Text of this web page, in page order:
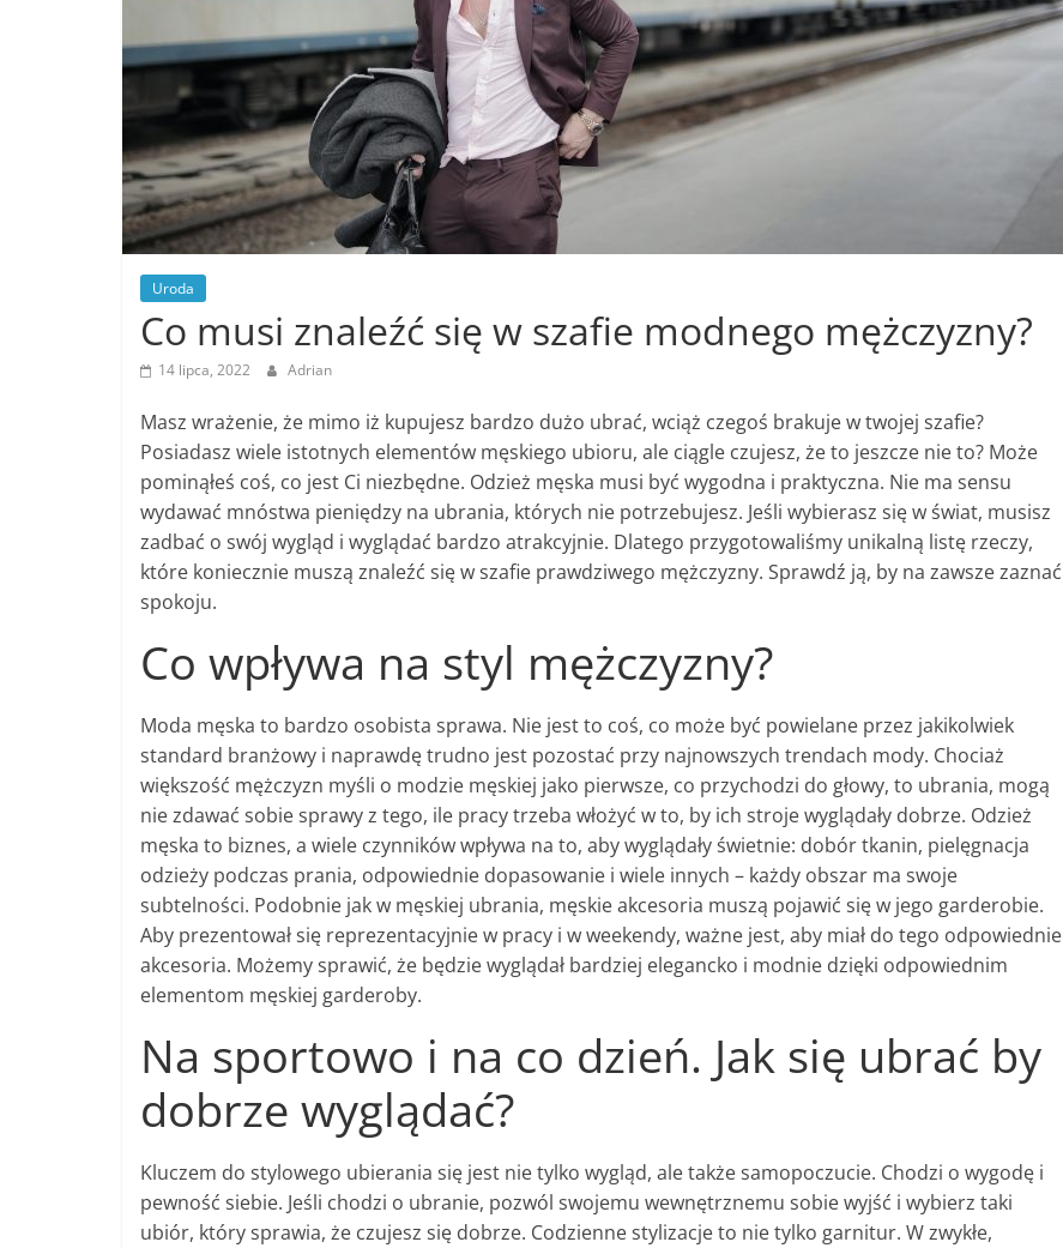
Uroda
Co musi znaleźć się w szafie modnego mężczyzny?
14 lipca, 2022 Adrian
Masz wrażenie, że mimo iż kupujesz bardzo dużo ubrać, wciąż czegoś brakuje w twojej szafie?
Posiadasz wiele istotnych elementów męskiego ubioru, ale ciągle czujesz, że to jeszcze nie to? Może
pominąłeś coś, co jest Ci niezbędne. Odzież męska musi być wygodna i praktyczna. Nie ma sensu
wydawać mnóstwa pieniędzy na ubrania, których nie potrzebujesz. Jeśli wybierasz się w świat, musisz
zadbać o swój wygląd i wyglądać bardzo atrakcyjnie. Dlatego przygotowaliśmy unikalną listę rzeczy,
które koniecznie muszą znaleźć się w szafie prawdziwego mężczyzny. Sprawdź ją, by na zawsze zaznać
spokoju.
Co wpływa na styl mężczyzny?
Moda męska to bardzo osobista sprawa. Nie jest to coś, co może być powielane przez jakikolwiek
standard branżowy i naprawdę trudno jest pozostać przy najnowszych trendach mody. Chociaż
większość mężczyzn myśli o modzie męskiej jako pierwsze, co przychodzi do głowy, to ubrania, mogą
nie zdawać sobie sprawy z tego, ile pracy trzeba włożyć w to, by ich stroje wyglądały dobrze. Odzież
męska to biznes, a wiele czynników wpływa na to, aby wyglądały świetnie: dobór tkanin, pielęgnacja
odzieży podczas prania, odpowiednie dopasowanie i wiele innych – każdy obszar ma swoje
subtelności. Podobnie jak w męskiej ubrania, męskie akcesoria muszą pojawić się w jego garderobie.
Aby prezentował się reprezentacyjnie w pracy i w weekendy, ważne jest, aby miał do tego odpowiednie
akcesoria. Możemy sprawić, że będzie wyglądał bardziej elegancko i modnie dzięki odpowiednim
elementom męskiej garderoby.
Na sportowo i na co dzień. Jak się ubrać by
dobrze wyglądać?
Kluczem do stylowego ubierania się jest nie tylko wygląd, ale także samopoczucie. Chodzi o wygodę i
pewność siebie. Jeśli chodzi o ubranie, pozwól swojemu wewnętrznemu sobie wyjść i wybierz taki
ubiór, który sprawia, że czujesz się dobrze. Codzienne stylizacje to nie tylko garnitur. W zwykłe,